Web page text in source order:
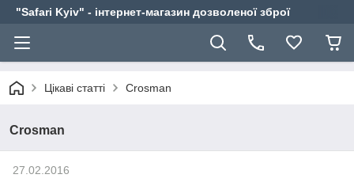
"Safari Kyiv" - інтернет-магазин дозволеної зброї
Цікаві статті Crosman
Crosman
27.02.2016